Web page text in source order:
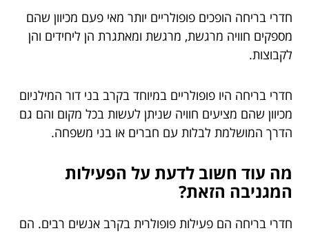
חדרי בריחה הופכים פופולריים יותר מאי פעם מכיוון שהם
מספקים חוויה מרגשת, מרגשת ומאתגרת הן ליחידים והן
לקבוצות.
חדרי בריחה היו פופולריים במיוחד בקרב בני דור המילניום
מכיוון שהם מציעים חוויה שניתן לעשות בכל מקום והם גם
הדרך המושלמת לבלות עם חברים או בני משפחה.
מה עוד חשוב לדעת על הפעילות
המגניבה הזאת?
חדרי בריחה הם פעילות פופולרית בקרב אנשים רבים. הם